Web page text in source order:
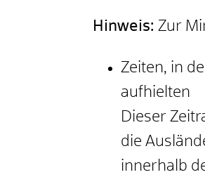
Hinweis: Zur
Zeiten, in
aufhielten
Dieser
die
innerhalb